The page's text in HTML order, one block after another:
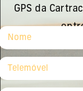
GPS da